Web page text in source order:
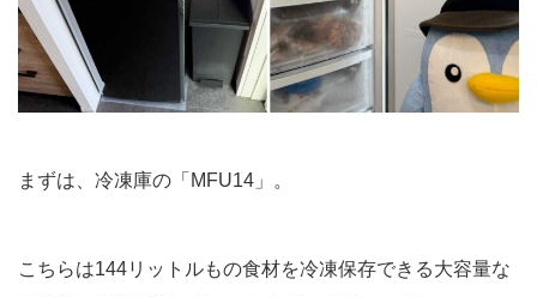
まずは、冷凍庫の「MFU14」。
こちらは144リットルもの食材を冷凍保存できる大容量な